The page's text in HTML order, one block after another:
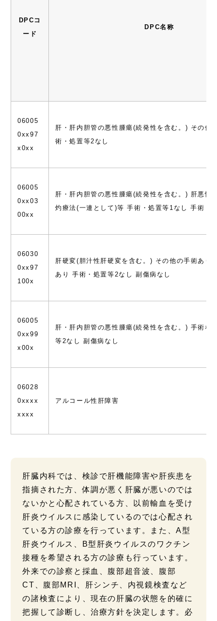
DPCコ
ード
DPC名称
06005
0xx97
x0xx
肝・肝内胆管の悪性腫瘍(続発性を含む。) その他
術・処置等2なし
06005
0xx03
00xx
肝・肝内胆管の悪性腫瘍(続発性を含む。) 肝悪性
灼療法(一連として)等 手術・処置等1なし 手術・
06030
0xx97
100x
肝硬変(胆汁性肝硬変を含む。) その他の手術あり
あり 手術・処置等2なし 副傷病なし
06005
0xx99
x00x
肝・肝内胆管の悪性腫瘍(続発性を含む。) 手術な
等2なし 副傷病なし
06028
0xxxx
xxxx
アルコール性肝障害
肝臓内科では、検診で肝機能障害や肝疾患を
指摘された方、体調が悪く肝臓が悪いのでは
ないかと心配されている方、以前輸血を受け
肝炎ウイルスに感染しているのでは心配され
ている方の診療を行っています。また、A型
肝炎ウイルス、B型肝炎ウイルスのワクチン
接種を希望される方の診療も行っています。
外来での診察と採血、腹部超音波、腹部
CT、腹部MRI、肝シンチ、内視鏡検査など
の諸検査により、現在の肝臓の状態を的確に
把握して診断し、治療方針を決定します。必